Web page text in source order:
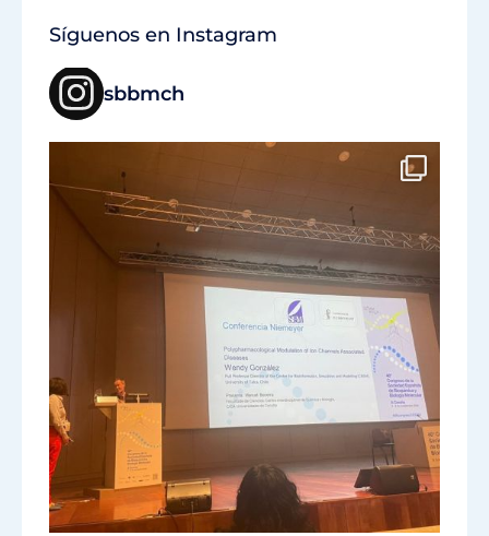
Síguenos en Instagram
sbbmch